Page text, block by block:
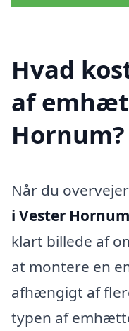
Hvad
af
Hornum?
Når du overvejer
i Vester Hornum
klart billede af
at montere en
afhængigt af
typen af